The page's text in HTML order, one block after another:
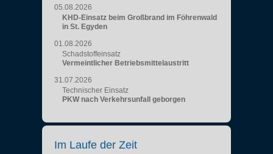
05.08.2026
KHD-Einsatz beim Großbrand im Föhrenwald
in St. Egyden
01.08.2026
Schadstoffeinsatz
Vermeintlicher Betriebsmittelaustritt
31.07.2026
Technischer Einsatz
PKW nach Verkehrsunfall geborgen
Im Laufe der Zeit